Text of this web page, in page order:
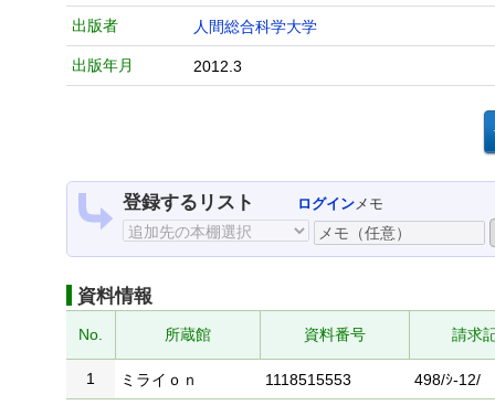
出版者 人間総合科学大学
出版年月 2012.3
登録するリスト ログインメモ
資料情報
No. 所蔵館 資料番号 請求
1 ミライｏｎ 1118515553 498/ｼ-12/